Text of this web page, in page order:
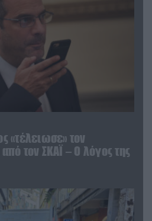
«τέλειωσε» τον
τον ΣΚΑΪ – Ο λόγος της